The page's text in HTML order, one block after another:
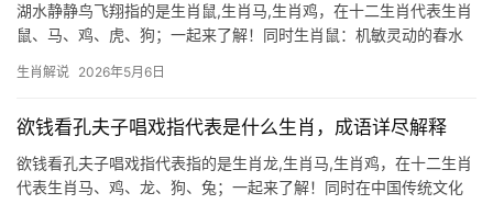
湖水静静鸟飞翔指的是生肖鼠,生肖马,生肖鸡，在十二生肖代表生肖
鼠、马、鸡、虎、狗；一起来了解！同时生肖鼠：机敏灵动的春水
慧，鼠为十二生肖之首，象征机敏与应变，恰如春水微澜下潜藏的
生肖解说 2026年5月6日
欲钱看孔夫子唱戏指代表是什么生肖，成语详尽解释
欲钱看孔夫子唱戏指代表指的是生肖龙,生肖马,生肖鸡，在十二生肖
代表生肖马、鸡、龙、狗、兔；一起来了解！同时在中国传统文化